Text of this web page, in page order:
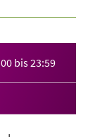
bis23:59